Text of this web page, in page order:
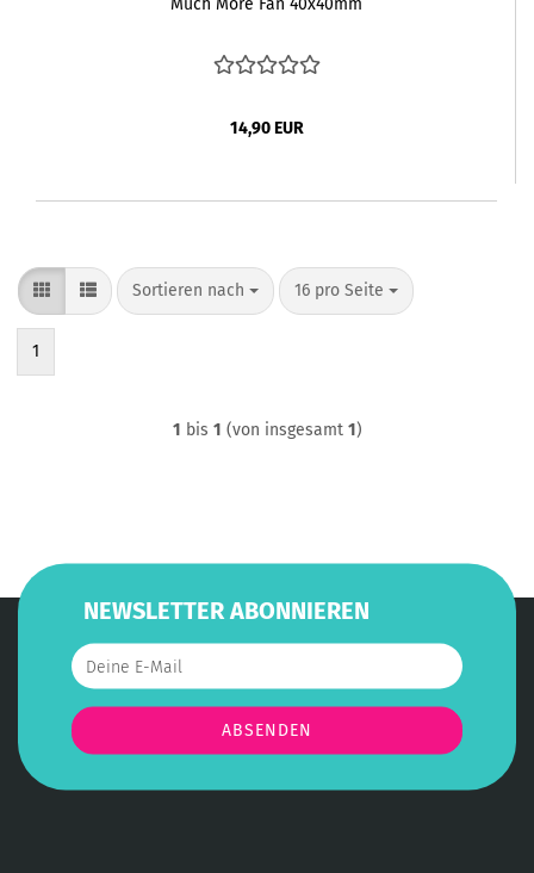
Much More Fan 40x40mm
14,90 EUR
Sortieren nach
Sortieren nach 16 pro Seite
pro Seite
1
1 bis 1 (von insgesamt 1)
NEWSLETTER ABONNIEREN